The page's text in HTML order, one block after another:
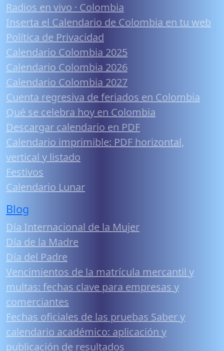
Radios en vivo · Colombia
Inserta el Calendario de Colombia en tu web
Política de Privacidad
Calendario Colombia 2025
Calendario Colombia 2026
Calendario Colombia 2027
Cuenta regresiva de feriados en Colombia
Qué se celebra hoy en Colombia
Descargar calendario en PDF
Calendario imprimible: PDF horizontal,
vertical y listado
Festivos
Calendario Lunar
Blog
Día Internacional de la Mujer
Día de la Madre
Día del Padre
Vencimientos de la matrícula mercantil y
multas: fechas clave para empresas y
comerciantes
Fechas oficiales de las pruebas Saber y
calendario académico: aplicación y
publicación de resultados